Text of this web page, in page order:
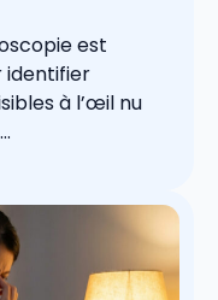
est
identifier
à l’œil nu